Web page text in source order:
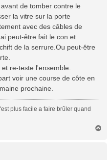
de tomber contre le
la vitre sur la porte
avec des câbles de
peut-être fait le con et
de la serrure.Ou peut-être
re-teste l'ensemble.
voir une course de côte en
prochaine.
plus facile a faire brûler quand